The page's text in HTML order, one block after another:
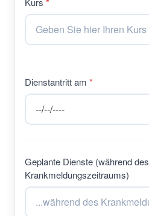
Dienstantritt am
Geplante Dienste (während des
Krankmeldungszeitraums)